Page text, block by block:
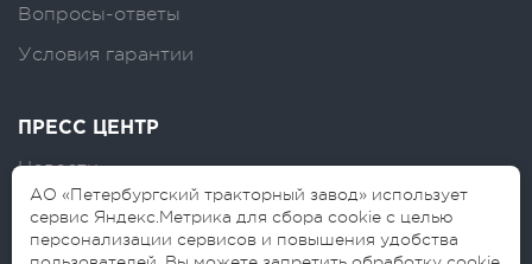
Вопросы-ответы
Условия гарантии
ПРЕСС ЦЕНТР
Новости
Логотипы
Блог
АО «Петербургский тракторный завод» использует
сервис Яндекс.Метрика для сбора cookie с целью
персонализации сервисов и повышения удобства